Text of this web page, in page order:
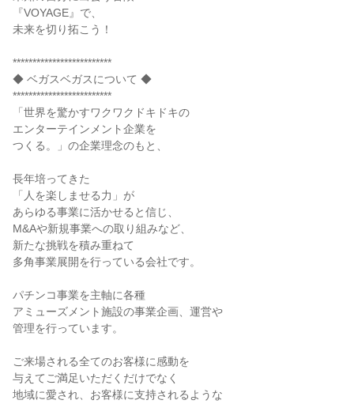
『VOYAGE』で、
未来を切り拓こう！
*************************
◆ ベガスベガスについて ◆
*************************
「世界を驚かすワクワクドキドキの
エンターテインメント企業を
つくる。」の企業理念のもと、
長年培ってきた
「人を楽しませる力」が
あらゆる事業に活かせると信じ、
M&Aや新規事業への取り組みなど、
新たな挑戦を積み重ねて
多角事業展開を行っている会社です。
パチンコ事業を主軸に各種
アミューズメント施設の事業企画、運営や
管理を行っています。
ご来場される全てのお客様に感動を
与えてご満足いただくだけでなく
地域に愛され、お客様に支持されるような